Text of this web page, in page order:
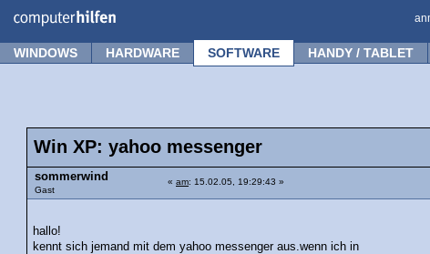
WINDOWS HARDWARE SOFTWARE HANDY / TABLET
Win XP: yahoo messenger
sommerwind
Gast
« am: 15.02.05, 19:29:43 »
hallo!
kennt sich jemand mit dem yahoo messenger aus.wenn ich in